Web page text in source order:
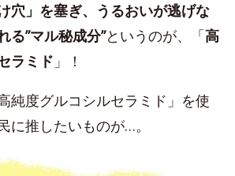
穴」を塞ぎ、うるおいが逃げな
る”マル秘成分”というのが、「高
ラミド 」！
純度グルコシルセラミド」を使
に推したいものが…。